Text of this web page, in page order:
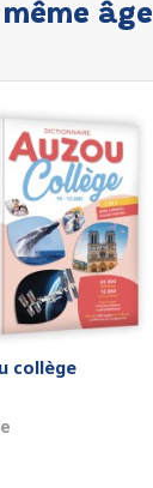
même âge
collège